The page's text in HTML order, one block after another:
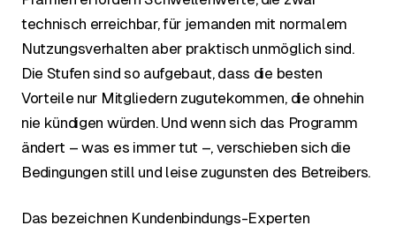
technisch erreichbar, für jemanden mit normalem
Nutzungsverhalten aber praktisch unmöglich sind.
Die Stufen sind so aufgebaut, dass die besten
Vorteile nur Mitgliedern zugutekommen, die ohnehin
nie kündigen würden. Und wenn sich das Programm
ändert – was es immer tut –, verschieben sich die
Bedingungen still und leise zugunsten des Betreibers.
Das bezeichnen Kundenbindungs-Experten